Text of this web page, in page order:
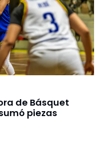
de Básquet
piezas